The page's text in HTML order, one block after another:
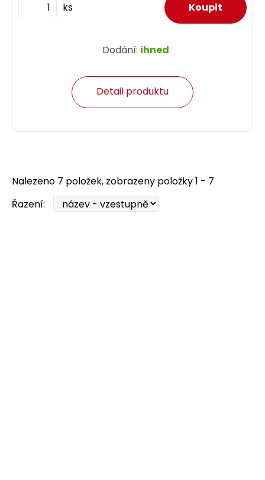
ks
Dodání: ihned
Detail produktu
Nalezeno 7 položek, zobrazeny položky 1 - 7
Řazení: